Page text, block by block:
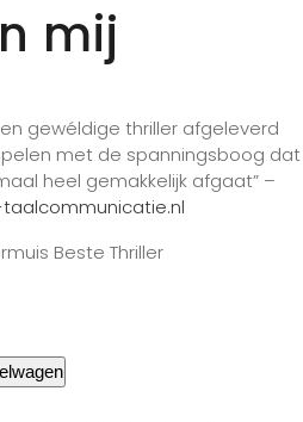
mij
gewéldige thriller afgeleverd
met de spanningsboog dat
heel gemakkelijk afgaat” –
Beste Thriller